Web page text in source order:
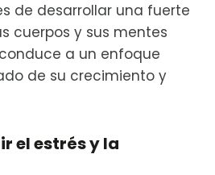
de desarrollar una fuerte
cuerpos y sus mentes
a un enfoque
de su crecimiento y
el estrés y la